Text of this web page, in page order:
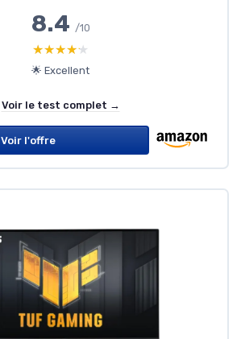
8.4 /10
★★★★★
★★★★★
🌟 Excellent
Voir le test complet →
Voir l'offre